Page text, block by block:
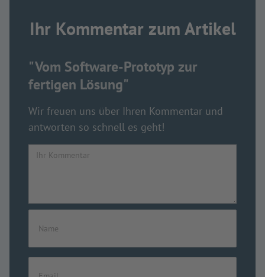
Ihr Kommentar zum Artikel
"Vom Software-Prototyp zur
fertigen Lösung"
Wir freuen uns über Ihren Kommentar und
antworten so schnell es geht!